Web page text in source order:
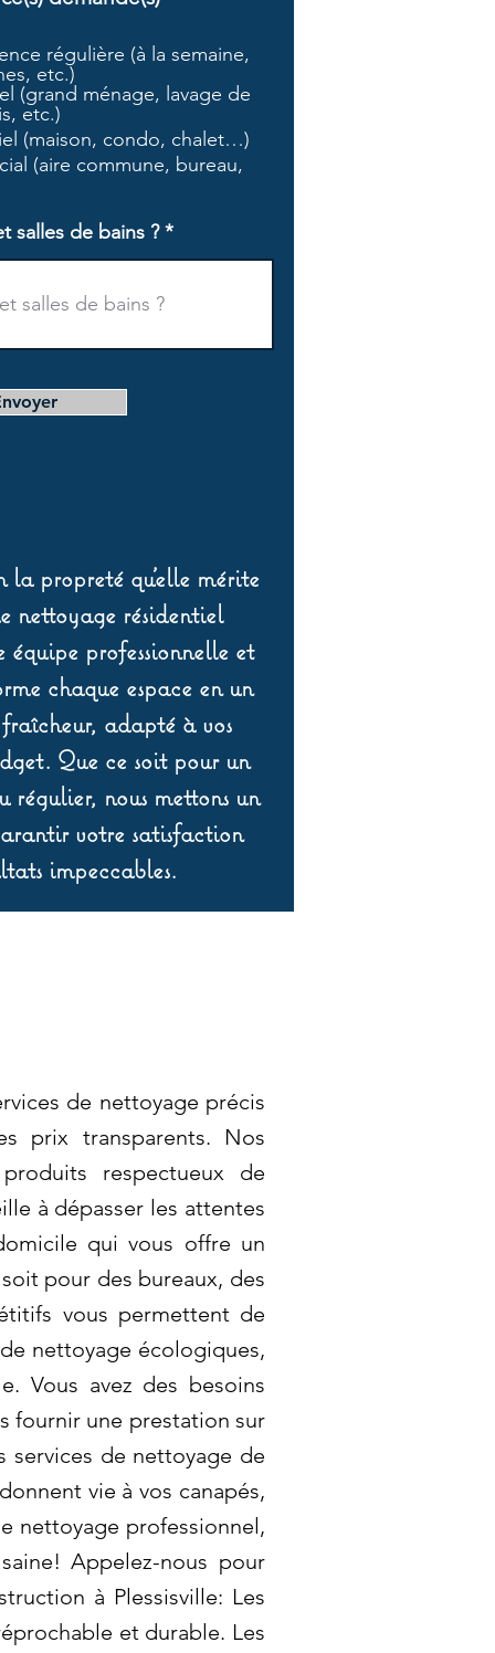
i
a
o
i
régulière (à la semaine,
etc.)
(grand ménage, lavage de
etc.)
(maison, condo, chalet…)
(aire commune, bureau,
salles de bains ?
propreté qu’elle mérite
nettoyage résidentiel
professionnelle et
chaque espace en un
adapté à vos
Que ce soit pour un
régulier, nous mettons un
votre satisfaction
impeccables.
de nettoyage précis
prix transparents. Nos
respectueux de
à dépasser les attentes
qui vous offre un
pour des bureaux, des
vous permettent de
nettoyage écologiques,
Vous avez des besoins
fournir une prestation sur
services de nettoyage de
vie à vos canapés,
nettoyage professionnel,
Appelez-nous pour
à Plessisville: Les
et durable. Les